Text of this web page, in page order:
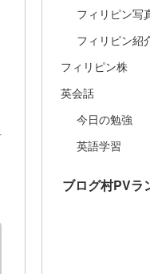
フィリピン写
フィリピン紹
フィリピン株
英会話
今日の勉強
英語学習
ブログ村PVラ